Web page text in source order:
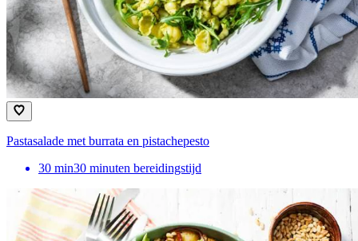
Pastasalade met burrata en pistachepesto
30 min30 minuten bereidingstijd